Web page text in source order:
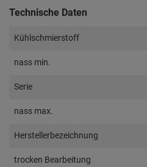
Technische Daten
Kühlschmierstoff
nass min.
Serie
nass max.
Herstellerbezeichnung
trocken Bearbeitung